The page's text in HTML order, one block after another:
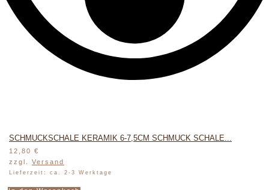
SCHMUCKSCHALE KERAMIK 6-7,5CM SCHMUCK SCHALE...
12,80 €
zzgl. Versand
Lieferzeit: ca. 2-3 Werktage